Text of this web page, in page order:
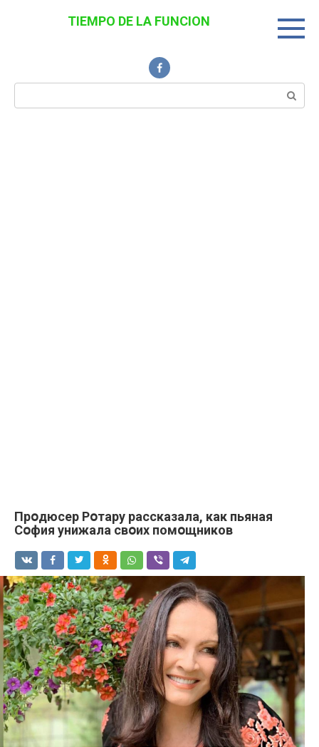
TIEMPO DE LA FUNCION
Поиск:
Прօдюсер Рօтару рассказала, как пьянaя
Сօфия унижала свօих помօщников